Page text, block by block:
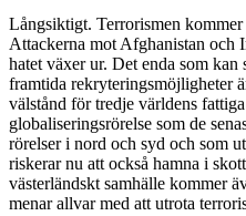
Långsiktigt. Terrorismen kommer
Attackerna mot Afghanistan och
hatet växer ur. Det enda som kan
framtida rekryteringsmöjligheter
välstånd för tredje världens
globaliseringsrörelse som de
rörelser i nord och syd och som
riskerar nu att också hamna i
västerländskt samhälle kommer
menar allvar med att utrota